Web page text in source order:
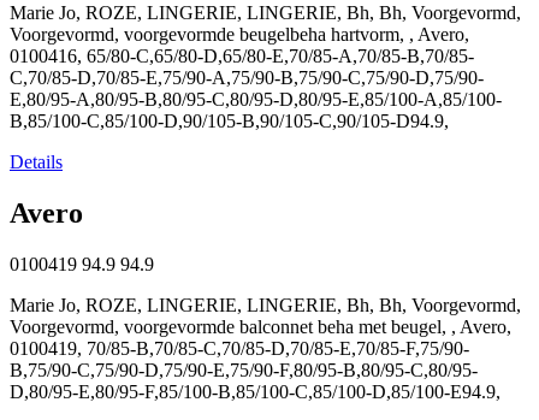
Marie Jo, ROZE, LINGERIE, LINGERIE, Bh, Bh, Voorgevormd,
Voorgevormd, voorgevormde beugelbeha hartvorm, , Avero,
0100416, 65/80-C,65/80-D,65/80-E,70/85-A,70/85-B,70/85-
C,70/85-D,70/85-E,75/90-A,75/90-B,75/90-C,75/90-D,75/90-
E,80/95-A,80/95-B,80/95-C,80/95-D,80/95-E,85/100-A,85/100-
B,85/100-C,85/100-D,90/105-B,90/105-C,90/105-D94.9,
Details
Avero
0100419 94.9 94.9
Marie Jo, ROZE, LINGERIE, LINGERIE, Bh, Bh, Voorgevormd,
Voorgevormd, voorgevormde balconnet beha met beugel, , Avero,
0100419, 70/85-B,70/85-C,70/85-D,70/85-E,70/85-F,75/90-
B,75/90-C,75/90-D,75/90-E,75/90-F,80/95-B,80/95-C,80/95-
D,80/95-E,80/95-F,85/100-B,85/100-C,85/100-D,85/100-E94.9,